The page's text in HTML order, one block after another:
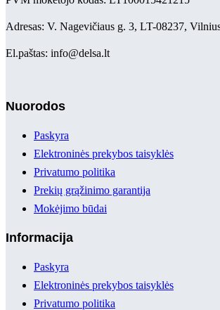
Adresas: V. Nagevičiaus g. 3, LT-08237,
El.paštas: info@delsa.lt
Nuorodos
Paskyra
Elektroninės prekybos taisyklės
Privatumo politika
Prekių grąžinimo garantija
Mokėjimo būdai
Informacija
Paskyra
Elektroninės prekybos taisyklės
Privatumo politika